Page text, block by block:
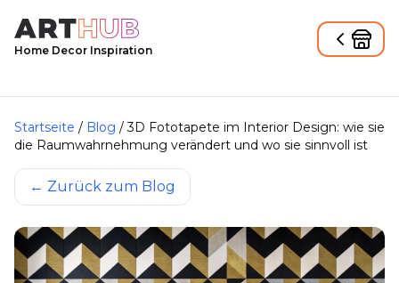
Home Decor Inspiration
Startseite / Blog /3D Fototapete im Interior Design: wie sie
die Raumwahrnehmung verändert und wo sie sinnvoll ist
← Zurück zum Blog